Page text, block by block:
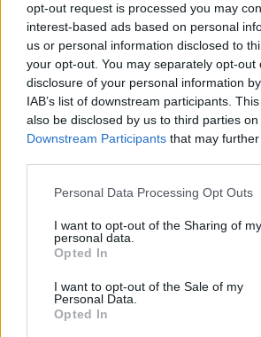
opt-out request is processed you may
interest-based ads based on personal
us or personal information disclosed to
your opt-out. You may separately opt-out
disclosure of your personal information
IAB’s list of downstream participants.
also be disclosed by us to third parties on
Downstream Participants that may
Personal Data Processing Opt Outs
I want to opt-out of the Sharing of my
personal data.
Opted In
I want to opt-out of the Sale of my
Personal Data.
Opted In
Rodyti komentarus
Prisijungti